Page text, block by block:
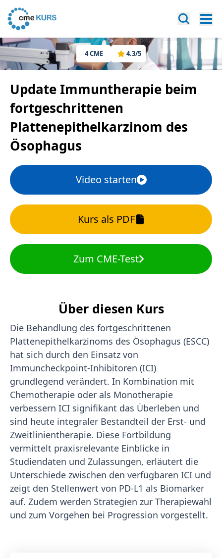
4CME 4.3/5
Update Immuntherapie beim
fortgeschrittenen
Plattenepithelkarzinom des
Ösophagus
Video starten
Kurs als PDF
Zum CME-Test
Über diesen Kurs
Die Behandlung des fortgeschrittenen
Plattenepithelkarzinoms des Ösophagus (ESCC)
hat sich durch den Einsatz von
Immuncheckpoint-Inhibitoren (ICI)
grundlegend verändert. In Kombination mit
Chemotherapie oder als Monotherapie
verbessern ICI signifikant das Überleben und
sind heute integraler Bestandteil der Erst- und
Zweitlinientherapie. Diese Fortbildung
vermittelt praxisrelevante Einblicke in
Studiendaten und Zulassungen, erläutert die
Unterschiede zwischen den verfügbaren ICI und
zeigt den Stellenwert von PD-L1 als Biomarker
auf. Zudem werden Strategien zur Therapiewahl
und zum Vorgehen bei Progression vorgestellt.